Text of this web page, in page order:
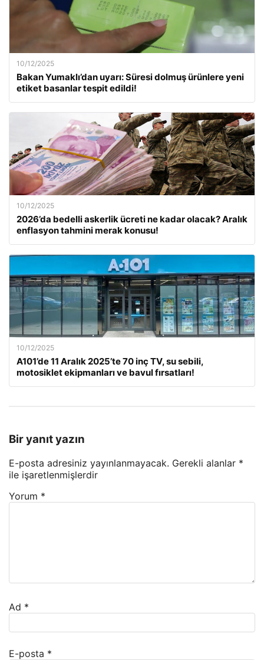
10/12/2025
Bakan Yumaklı’dan uyarı: Süresi dolmuş ürünlere yeni
etiket basanlar tespit edildi!
10/12/2025
2026’da bedelli askerlik ücreti ne kadar olacak? Aralık
enflasyon tahmini merak konusu!
10/12/2025
A101’de 11 Aralık 2025’te 70 inç TV, su sebili,
motosiklet ekipmanları ve bavul fırsatları!
Bir yanıt yazın
E-posta adresiniz yayınlanmayacak. Gerekli alanlar *
ile işaretlenmişlerdir
Yorum *
Ad *
E-posta *